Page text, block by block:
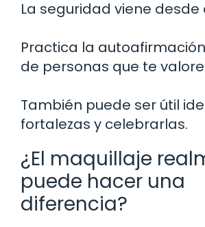
La seguridad viene
Practica la
de personas que te
También puede ser útil
fortalezas y celebrarlas.
¿El maquillaje
puede hacer una
diferencia?